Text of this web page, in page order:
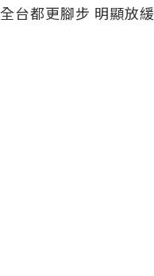
全台都更腳步 明顯放緩